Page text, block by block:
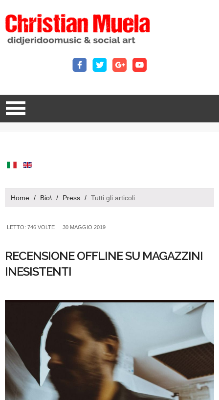
Home / Bio\ / Press / Tutti gli articoli
LETTO: 746 VOLTE 30 MAGGIO 2019
RECENSIONE OFFLINE SU MAGAZZINI
INESISTENTI